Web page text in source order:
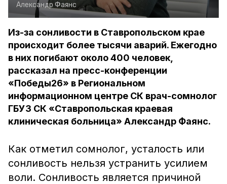
Александр Фаянс
Из-за сонливости в Ставропольском крае
происходит более тысячи аварий. Ежегодно
в них погибают около 400 человек,
рассказал на пресс-конференции
«Победы26» в Региональном
информационном центре СК врач-сомнолог
ГБУЗ СК «Ставропольская краевая
клиническая больница» Александр Фаянс.
Как отметил сомнолог, усталость или
сонливость нельзя устранить усилием
воли. Сонливость является причиной